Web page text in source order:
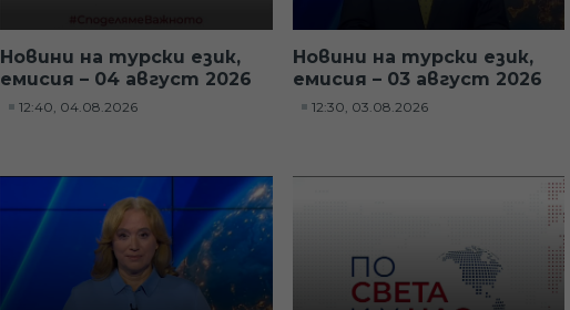
Новини на турски език,
емисия – 04 август 2026
12:40, 04.08.2026
Новини на турски език,
емисия – 03 август 2026
12:30, 03.08.2026